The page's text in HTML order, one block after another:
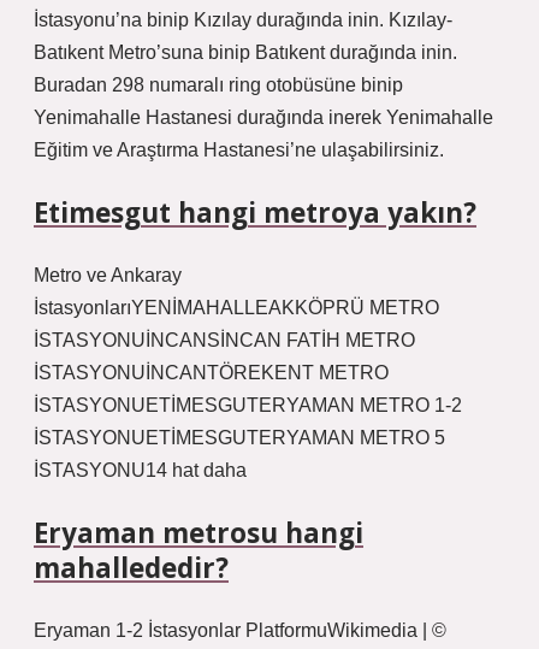
İstasyonu’na binip Kızılay durağında inin. Kızılay-
Batıkent Metro’suna binip Batıkent durağında inin.
Buradan 298 numaralı ring otobüsüne binip
Yenimahalle Hastanesi durağında inerek Yenimahalle
Eğitim ve Araştırma Hastanesi’ne ulaşabilirsiniz.
Etimesgut hangi metroya yakın?
Metro ve Ankaray
İstasyonlarıYENİMAHALLEAKKÖPRÜ METRO
İSTASYONUİNCANSİNCAN FATİH METRO
İSTASYONUİNCANTÖREKENT METRO
İSTASYONUETİMESGUTERYAMAN METRO 1-2
İSTASYONUETİMESGUTERYAMAN METRO 5
İSTASYONU14 hat daha
Eryaman metrosu hangi
mahallededir?
Eryaman 1-2 İstasyonlar PlatformuWikimedia | ©